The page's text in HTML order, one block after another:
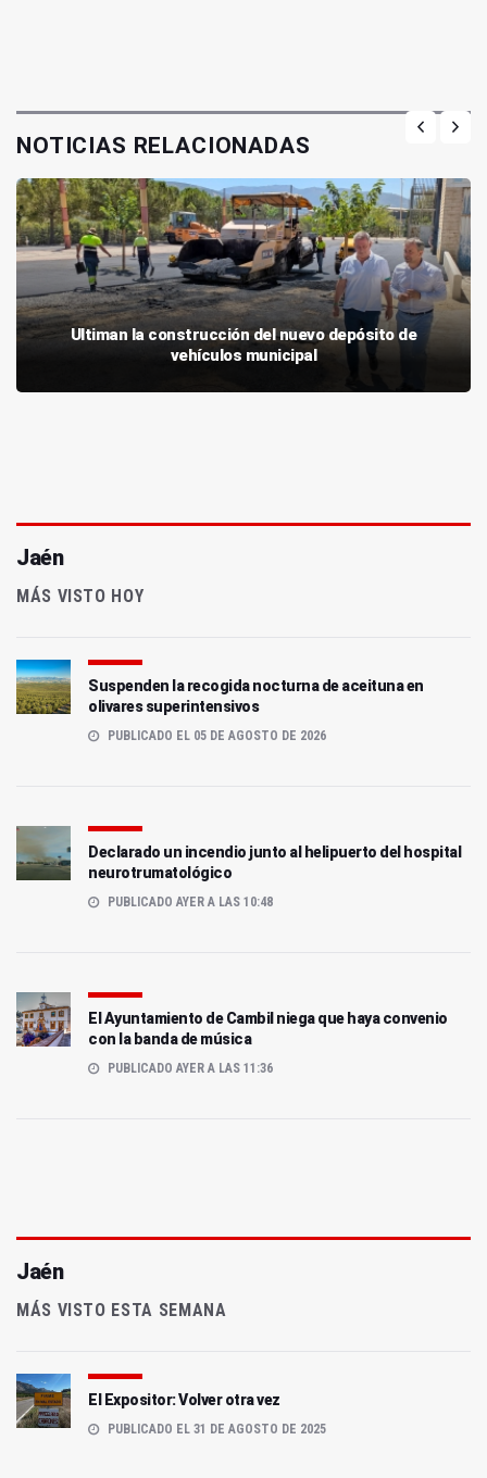
NOTICIAS RELACIONADAS
Ultiman la construcción del nuevo depósito de
vehículos municipal
Jaén
MÁS VISTO HOY
Suspenden la recogida nocturna de aceituna en
olivares superintensivos
PUBLICADO EL 05 DE AGOSTO DE 2026
Declarado un incendio junto al helipuerto del hospital
neurotrumatológico
PUBLICADO AYER A LAS 10:48
El Ayuntamiento de Cambil niega que haya convenio
con la banda de música
PUBLICADO AYER A LAS 11:36
Jaén
MÁS VISTO ESTA SEMANA
El Expositor: Volver otra vez
PUBLICADO EL 31 DE AGOSTO DE 2025